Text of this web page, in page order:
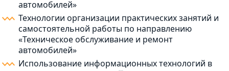
автомобилей»
Технологии организации практических занятий и
самостоятельной работы по направлению
«Техническое обслуживание и ремонт
автомобилей»
Использование информационных технологий в